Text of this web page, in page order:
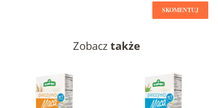
SKOMENTUJ
Zobacz także